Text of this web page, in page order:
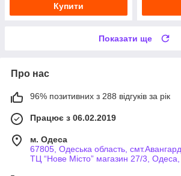
Купити
Показати ще
Про нас
96% позитивних з 288 відгуків за рік
Працює з 06.02.2019
м. Одеса
67805, Одеська область,
ТЦ “Нове Місто” магазин 27/3, Одеса,